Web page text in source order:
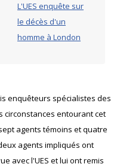
L'UES enquête sur
le décès d'un
homme à London
enquêteurs spécialistes des
circonstances entourant cet
agents témoins et quatre
agents impliqués ont
avec l'UES et lui ont remis